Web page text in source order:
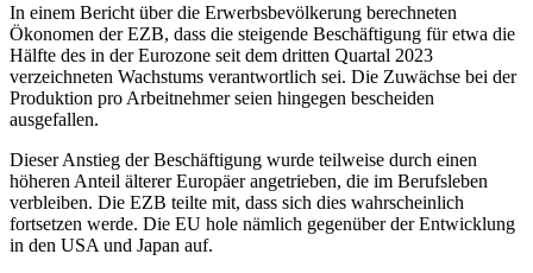
In einem Bericht über die Erwerbsbevölkerung berechneten
Ökonomen der EZB, dass die steigende Beschäftigung für etwa die
Hälfte des in der Eurozone seit dem dritten Quartal 2023
verzeichneten Wachstums verantwortlich sei. Die Zuwächse bei der
Produktion pro Arbeitnehmer seien hingegen bescheiden
ausgefallen.
Dieser Anstieg der Beschäftigung wurde teilweise durch einen
höheren Anteil älterer Europäer angetrieben, die im Berufsleben
verbleiben. Die EZB teilte mit, dass sich dies wahrscheinlich
fortsetzen werde. Die EU hole nämlich gegenüber der Entwicklung
in den USA und Japan auf.